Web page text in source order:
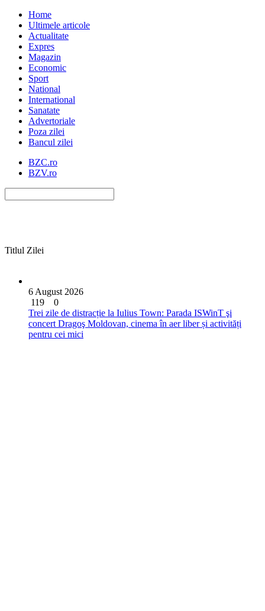
Home
Ultimele articole
Actualitate
Expres
Magazin
Economic
Sport
National
International
Sanatate
Advertoriale
Poza zilei
Bancul zilei
BZC.ro
BZV.ro
Titlul Zilei
6 August 2026
119
0
Trei zile de distracție la Iulius Town: Parada ISWinT şi
concert Dragoş Moldovan, cinema în aer liber și activități
pentru cei mici